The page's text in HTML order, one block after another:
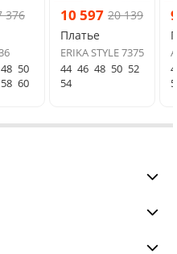
376
48 50
58 60
10 597 20 139
Платье
ERIKA STYLE 7375
44 46 48 50 52
54